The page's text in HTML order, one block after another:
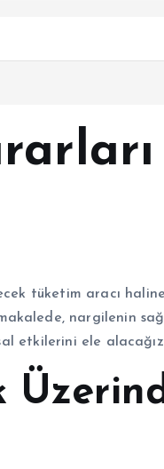
tüketim aracı
nargilenin
etkilerini ele